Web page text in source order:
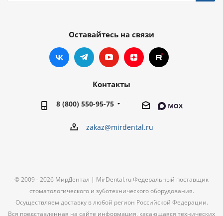
Оставайтесь на связи
Контакты
8 (800) 550-95-75
zakaz@mirdental.ru
© 2009 - 2026 МирДентал | MirDental.ru Федеральный поставщик
стоматологического и зуботехнического оборудования.
Осуществляем доставку в любой регион Российской Федерации.
Вся представленная на сайте информация, касающаяся технических